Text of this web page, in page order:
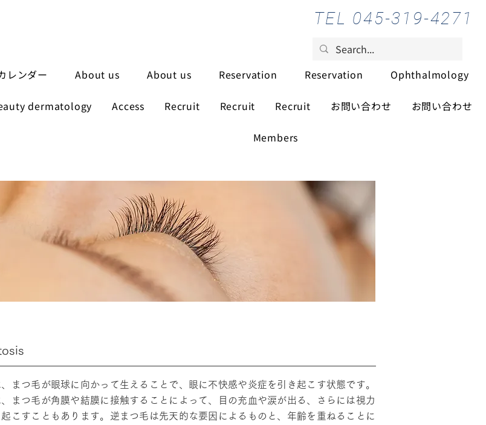
TEL 045-319-4271
レンダー About us About us Reservation Reservation Ophthalmology
dermatology Access Recruit Recruit Recruit お問い合わせ お問い合わせ
Members
まつ毛が眼球に向かって生えることで、眼に不快感や炎症を引き起こす状態です。
、まつ毛が角膜や結膜に接触することによって、目の充血や涙が出る、さらには視力
こすこともあります。逆まつ毛は先天的な要因によるものと、年齢を重ねることに